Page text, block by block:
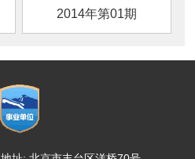
2014年第01期